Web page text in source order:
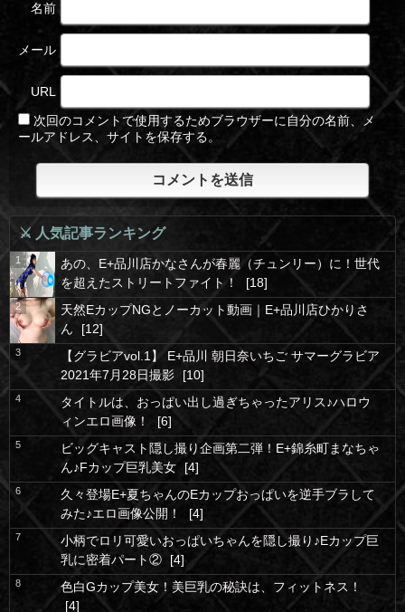
名前
メール
URL
次回のコメントで使用するためブラウザーに自分の名前、メ
ールアドレス、サイトを保存する。
⚔️ 人気記事ランキング
1
あの、E+品川店かなさんが春麗（チュンリー）に！世代
を超えたストリートファイト！
[18]
2
天然EカップNGとノーカット動画｜E+品川店ひかりさ
ん
[12]
3
【グラビアvol.1】 E+品川 朝日奈いちご サマーグラビア
2021年7月28日撮影
[10]
4
タイトルは、おっぱい出し過ぎちゃったアリス♪ハロウ
ィンエロ画像！
[6]
5
ビッグキャスト隠し撮り企画第二弾！E+錦糸町まなちゃ
ん♪Fカップ巨乳美女
[4]
6
久々登場E+夏ちゃんのEカップおっぱいを逆手ブラして
みた♪エロ画像公開！
[4]
7
小柄でロリ可愛いおっぱいちゃんを隠し撮り♪Eカップ巨
乳に密着パート②
[4]
8
色白Gカップ美女！美巨乳の秘訣は、フィットネス！
[4]